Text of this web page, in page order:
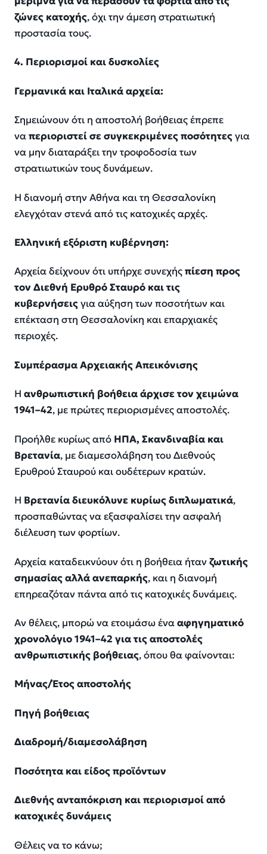
ζώνες κατοχής, όχι την άμεση στρατιωτική
προστασία τους.
4. Περιορισμοί και δυσκολίες
Γερμανικά και Ιταλικά αρχεία:
Σημειώνουν ότι η αποστολή βοήθειας έπρεπε
ναπεριοριστεί σε συγκεκριμένες ποσότητεςγια
να μην διαταράξει την τροφοδοσία των
στρατιωτικών τους δυνάμεων.
Η διανομή στην Αθήνα και τη Θεσσαλονίκη
ελεγχόταν στενά από τις κατοχικές αρχές.
Ελληνική εξόριστη κυβέρνηση:
Αρχεία δείχνουν ότι υπήρχε συνεχήςπίεση προς
τον Διεθνή Ερυθρό Σταυρό και τις
κυβερνήσειςγια αύξηση των ποσοτήτων και
επέκταση στη Θεσσαλονίκη και επαρχιακές
περιοχές.
Συμπέρασμα Αρχειακής Απεικόνισης
Η ανθρωπιστική βοήθεια άρχισε τον χειμώνα
1941–42, με πρώτες περιορισμένες αποστολές.
Προήλθε κυρίως από ΗΠΑ, Σκανδιναβία και
Βρετανία, με διαμεσολάβηση του Διεθνούς
Ερυθρού Σταυρού και ουδέτερων κρατών.
Η Βρετανία διευκόλυνε κυρίως διπλωματικά,
προσπαθώντας να εξασφαλίσει την ασφαλή
διέλευση των φορτίων.
Αρχεία καταδεικνύουν ότι η βοήθεια ήτανζωτικής
σημασίας αλλά ανεπαρκής, και η διανομή
επηρεαζόταν πάντα από τις κατοχικές δυνάμεις.
Αν θέλεις, μπορώ να ετοιμάσω ένααφηγηματικό
χρονολόγιο 1941–42 για τις αποστολές
ανθρωπιστικής βοήθειας, όπου θα φαίνονται:
Μήνας/Έτος αποστολής
Πηγή βοήθειας
Διαδρομή/διαμεσολάβηση
Ποσότητα και είδος προϊόντων
Διεθνής ανταπόκριση και περιορισμοί από
κατοχικές δυνάμεις
Θέλεις να το κάνω;